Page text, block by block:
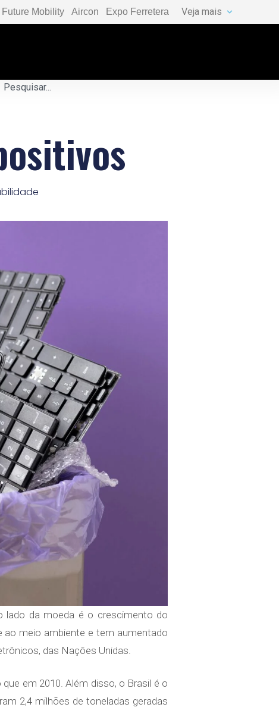
Future Mobility Aircon Expo Ferretera Veja mais
lado da moeda é o crescimento do
meio ambiente e tem aumentado
das Nações Unidas.
em 2010. Além disso, o Brasil é o
2,4 milhões de toneladas geradas